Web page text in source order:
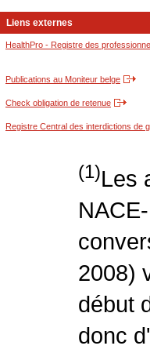
Liens externes
HealthPro - Registre des
Publications au Moniteur belge
Check obligation de retenue
Registre Central des interdictions de
(1)Les
2008)
début
donc